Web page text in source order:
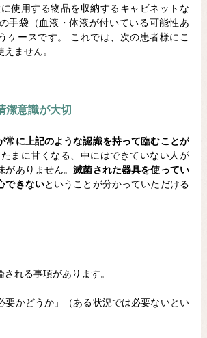
使用する物品を収納するキャビネットな
手袋（血液・体液が付いている可能性あ
ケースです。 これでは、次の患者様にこ
ません。
潔意識が大切
常に上記のような認識を持って臨むことが
たまに甘くなる、中にはできていない人が
がありません。滅菌された器具を使ってい
できないということが分かっていただける
れる事項があります。
要かどうか」（ある状況では必要ないとい